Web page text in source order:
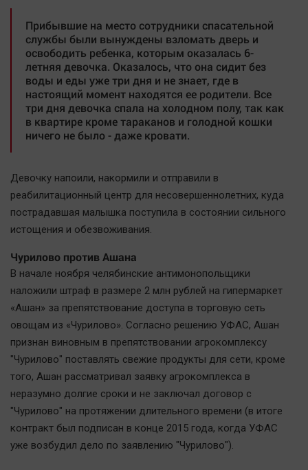
Прибывшие на место сотрудники спасательной
службы были вынуждены взломать дверь и
освободить ребенка, которым оказалась 6-
летняя девочка. Оказалось, что она сидит без
воды и еды уже три дня и не знает, где в
настоящий момент находятся ее родители. Все
три дня девочка спала на холодном полу, так как
в квартире кроме тараканов и голодной кошки
ничего не было - даже кровати.
Девочку напоили, накормили и отправили в
реабилитационный центр для несовершеннолетних, куда
пострадавшая малышка поступила в состоянии сильного
истощения и обезвоживания.
Чурилово против Ашана
В начале ноября челябинские антимонопольщики
наложили штраф в размере 2 млн рублей на гипермаркет
«Ашан» за препятствование доступа в торговую сеть
овощам из «Чурилово». Согласно решению УФАС, Ашан
признан виновным в препятствовании агрокомплексу
"Чурилово" поставлять свежие продукты для сети, кроме
того, Ашан рассматривал заявку агрокомплекса в
неразумно долгие сроки и не заключал договор с
"Чурилово" на протяжении длительного времени (в итоге
контракт был подписан в конце 2015 года, когда УФАС
уже возбудил дело по заявлению "Чурилово").